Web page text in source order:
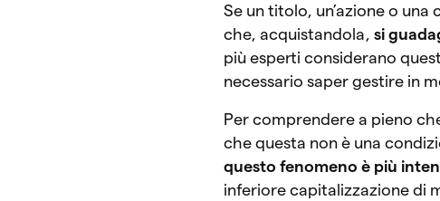
Se un titolo, un’azione o
che, acquistandola, si
più esperti considerano
necessario saper gestire in
Per comprendere a pieno
che questa non è una
questo fenomeno è più
inferiore capitalizzazione di